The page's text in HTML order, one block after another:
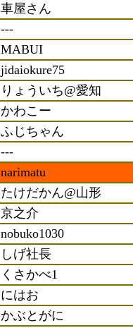
車屋さん
---
MABUI
jidaiokure75
りょういち@愛知
かわこー
ふじちゃん
---
narimatu
たけだかん@山形
京之介
nobuko1030
しげ社長
くさかべ1
にはお
かぶとがに